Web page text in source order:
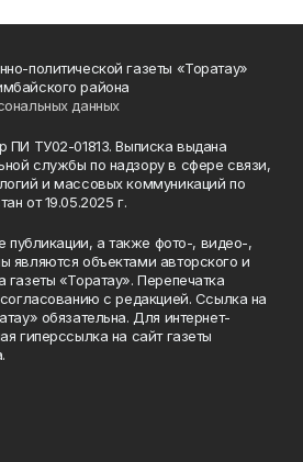
политической газеты «Торатау»
района
данных
ПИ ТУ02-01813. Выписка выдана
службы по надзору в сфере связи,
и массовых коммуникаций по
от 19.05.2025 г.
публикации, а также фото-, видео-,
являются объектами авторского и
газеты «Торатау». Перепечатка
с редакцией. Ссылка на
обязательна. Для интернет-
гиперссылка на сайт газеты